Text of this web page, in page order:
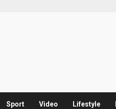
Sport Video Lifestyle